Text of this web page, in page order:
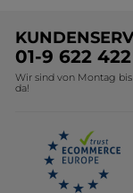
Geschenkideen
Kollektion Monoi
Umweltstiftung
Affiliate
01-9 622 422
Wir sind von Montag
da!